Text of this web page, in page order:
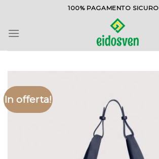
contenuti
100% PAGAMENTO SICURO
In offerta!